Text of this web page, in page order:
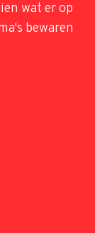
wat er op
bewaren